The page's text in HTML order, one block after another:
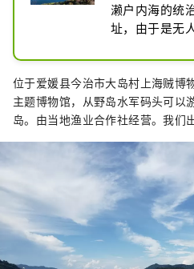
濑户内海的统
址，由于是无
管丰臣秀吉因
令而被迫离开
有许多粉丝前
期的海城遗址
位于爱媛县今治市大岛村上海贼博
主题博物馆，从野岛水军码头可以
岛。由当地渔业合作社经营。我们